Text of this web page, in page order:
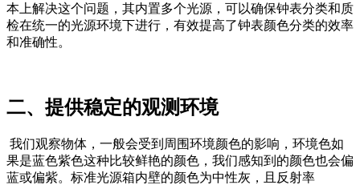
本上解决这个问题，其内置多个光源，可以确保钟表分类和质
检在统一的光源环境下进行，有效提高了钟表颜色分类的效率
和准确性。
二、提供稳定的观测环境
我们观察物体，一般会受到周围环境颜色的影响，环境色如
果是蓝色紫色这种比较鲜艳的颜色，我们感知到的颜色也会偏
蓝或偏紫。标准光源箱内壁的颜色为中性灰，且反射率